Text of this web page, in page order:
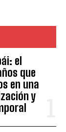
el
que
en una
y